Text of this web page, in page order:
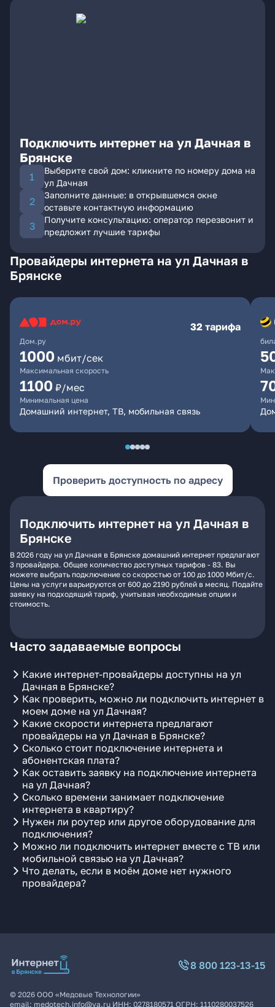
Подключить интернет на ул Дачная в
Брянске
Выберите свой дом: кликните по номеру дома на
ул Дачная
Заполните данные: в открывшемся окне
оставьте контактную информацию
Получите консультацию: оператор перезвонит и
предложит лучшие тарифы
Провайдеры интернета на ул Дачная в
Брянске
Дом.ру
32 тарифа
1000 мбит/сек
Максимальная скорость
1100 ₽/мес
Минимальная цена
Домашний интернет, ТВ, мобильная связь
Проверить доступность по адресу
Подключить интернет на ул Дачная в
Брянске
В 2026 году на ул Дачная в Брянске домашний интернет предлагают
3 провайдера. Общее количество доступных тарифов - 83. Вы
можете выбрать подключение со скоростью от 100 до 1000 Мбит/с.
Цены на услуги варьируются от 600 до 2190 рублей в месяц. Подайте
заявку на подходящий тариф, учитывая необходимые опции и
стоимость.
Часто задаваемые вопросы
Какие интернет-провайдеры доступны на ул
Дачная в Брянске?
Как проверить, можно ли подключить интернет в
моем доме на ул Дачная?
Какие скорости интернета предлагают
провайдеры на ул Дачная в Брянске?
Сколько стоит подключение интернета и
абонентская плата?
Как оставить заявку на подключение интернета
на ул Дачная?
Сколько времени занимает подключение
интернета в квартиру?
Нужен ли роутер или другое оборудование для
подключения?
Можно ли подключить интернет вместе с ТВ или
мобильной связью на ул Дачная?
Что делать, если в моём доме нет нужного
провайдера?
8 800 123-13-15
© 2026 ООО «Медовые Технологии»
email: medotech.info@ya.ru ИНН: 0278180571 ОГРН: 1110280037526